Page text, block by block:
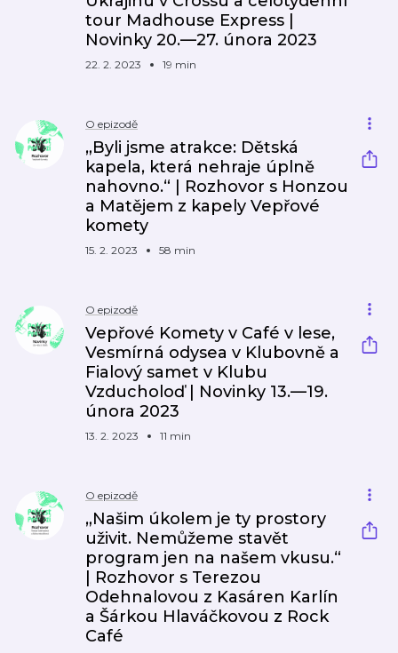
tour Madhouse Express |
Novinky 20.—27. února 2023
22. 2. 2023 19 min
O epizodě
„Byli jsme atrakce: Dětská
kapela, která nehraje úplně
nahovno.“ | Rozhovor s Honzou
a Matějem z kapely Vepřové
komety
15. 2. 2023 58 min
O epizodě
Vepřové Komety v Café v lese,
Vesmírná odysea v Klubovně a
Fialový samet v Klubu
Vzducholoď | Novinky 13.—19.
února 2023
13. 2. 2023 11 min
O epizodě
„Našim úkolem je ty prostory
uživit. Nemůžeme stavět
program jen na našem vkusu.“
| Rozhovor s Terezou
Odehnalovou z Kasáren Karlín
a Šárkou Hlaváčkovou z Rock
Café